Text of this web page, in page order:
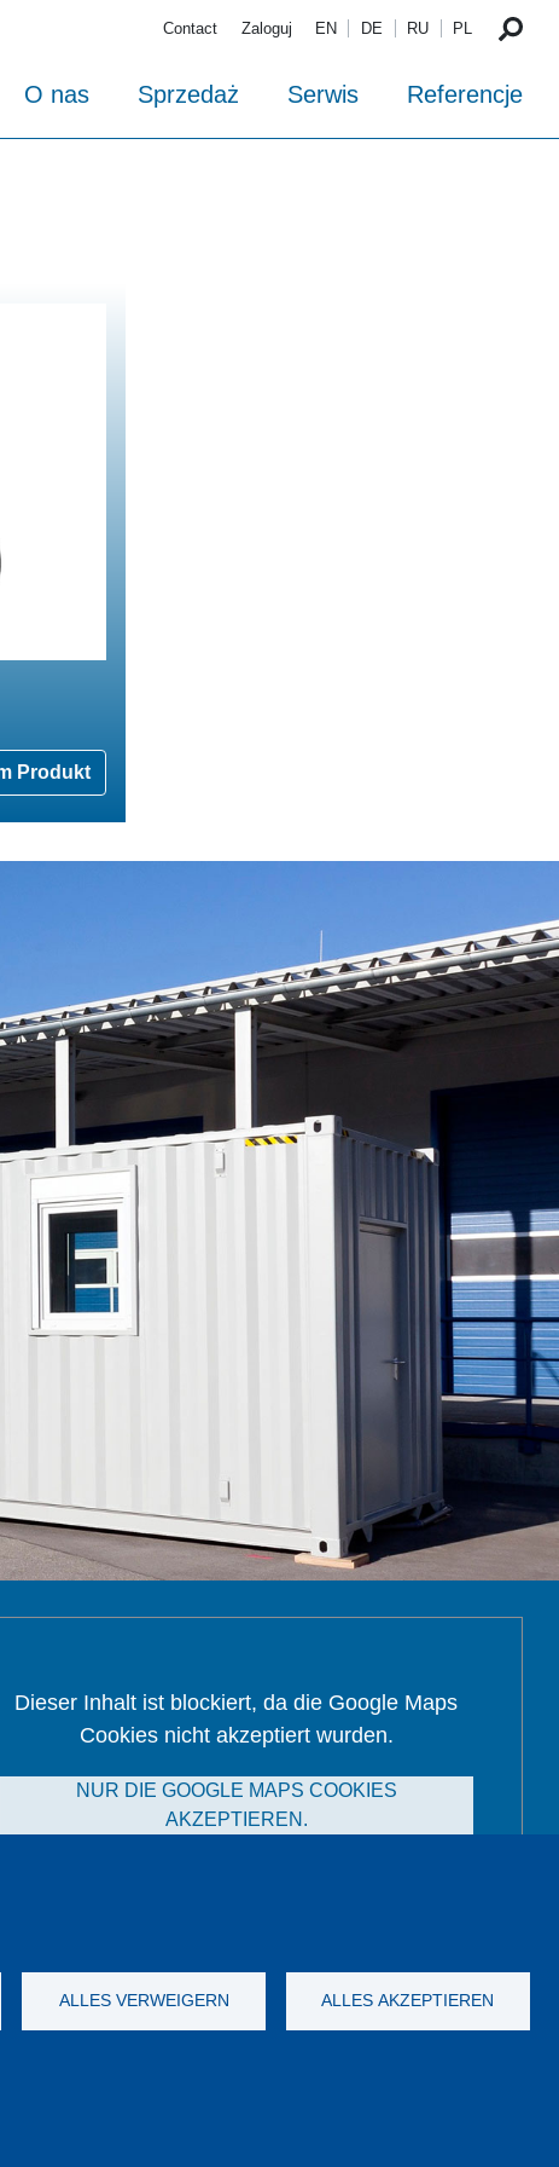
Contact Zaloguj EN DE RU PL
O nas Sprzedaż Serwis Referencje
Produkt
ALLES VERWEIGERN ALLES AKZEPTIEREN
Dieser Inhalt ist blockiert, da die Google Maps
Cookies nicht akzeptiert wurden.
NUR DIE GOOGLE MAPS COOKIES
AKZEPTIEREN.